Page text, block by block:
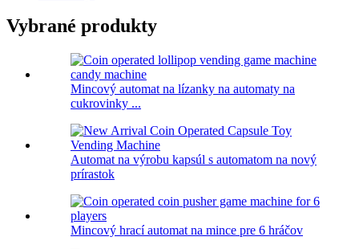
Vybrané produkty
Mincový automat na lízanky na automaty na
cukrovinky ...
Automat na výrobu kapsúl s automatom na nový
prírastok
Mincový hrací automat na mince pre 6 hráčov